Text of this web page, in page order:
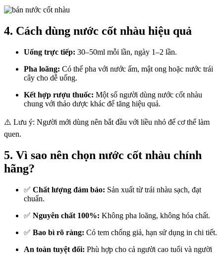
4. Cách dùng nước cốt nhàu hiệu quả
Uống trực tiếp: 30–50ml mỗi lần, ngày 1–2 lần.
Pha loãng: Có thể pha với nước ấm, mật ong hoặc nước trái
cây cho dễ uống.
Kết hợp rượu thuốc: Một số người dùng nước cốt nhàu
chung với thảo dược khác để tăng hiệu quả.
⚠️ Lưu ý: Người mới dùng nên bắt đầu với liều nhỏ để cơ thể làm
quen.
5. Vì sao nên chọn nước cốt nhàu chính
hãng?
✅ Chất lượng đảm bảo: Sản xuất từ trái nhàu sạch, đạt
chuẩn.
✅ Nguyên chất 100%: Không pha loãng, không hóa chất.
✅ Bao bì rõ ràng: Có tem chống giả, hạn sử dụng in chi tiết.
An toàn tuyệt đối: Phù hợp cho cả người cao tuổi và người